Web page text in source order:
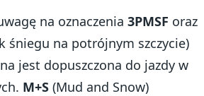
na oznaczenia 3PMSF oraz
śniegu na potrójnym szczycie)
jest dopuszczona do jazdy w
M+S (Mud and Snow)